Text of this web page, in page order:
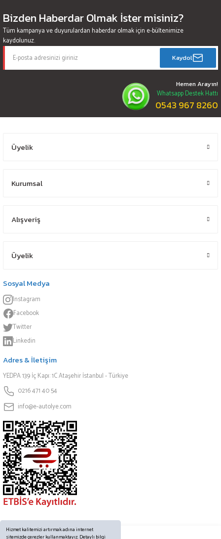
Hizmet kalitemizi artırmak adına internet
sitemizde çerezler kullanmaktayız. Detaylı bilgi
Bizden Haberdar Olmak İster misiniz?
Tüm kampanya ve duyurulardan haberdar olmak için e-bültenimize
kaydolunuz.
Kaydol
Hemen Arayın!
Whatsapp Destek Hattı
0543 967 8260
Üyelik
Kurumsal
Alışveriş
Üyelik
Sosyal Medya
Instagram
Facebook
Twitter
Linkedin
Adres & İletişim
YEDPA 139 İç Kapı: 1C Ataşehir İstanbul - Türkiye
0216 471 40 54
info@e-autolye.com